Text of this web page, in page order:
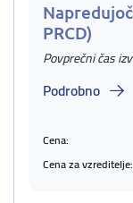
PRCD)
Povprečni čas
Podrobno
Cena:
Cena za vzreditelje: